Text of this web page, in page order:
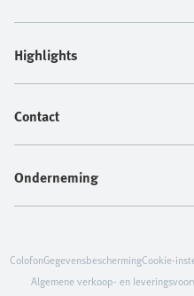
Highlights
Contact
Onderneming
ColofonGegevensbeschermingCookie-
Algemene verkoop- en